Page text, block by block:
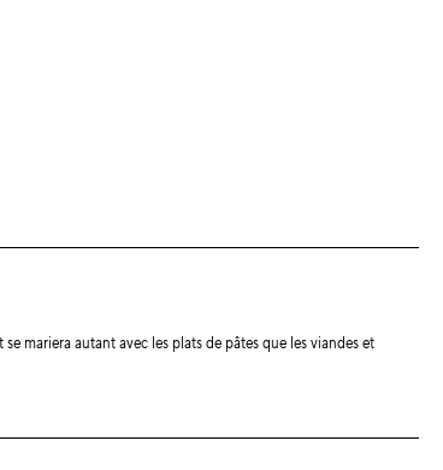
mariera autant avec les plats de pâtes que les viandes et